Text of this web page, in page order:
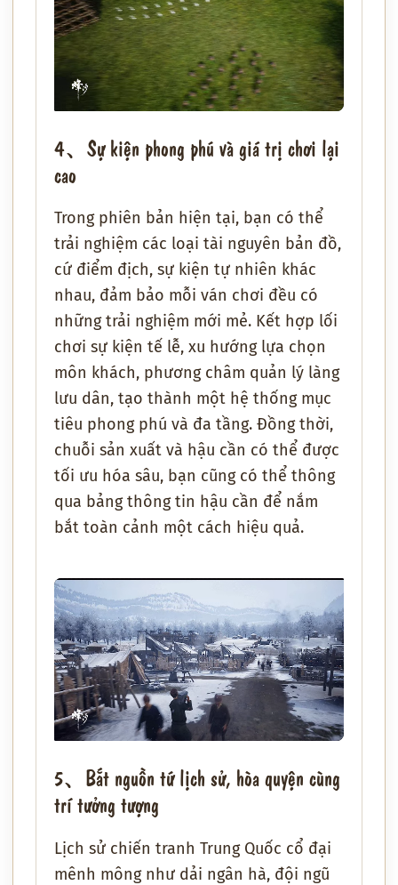
4、Sự kiện phong phú và giá trị chơi lại
cao
Trong phiên bản hiện tại, bạn có thể
trải nghiệm các loại tài nguyên bản đồ,
cứ điểm địch, sự kiện tự nhiên khác
nhau, đảm bảo mỗi ván chơi đều có
những trải nghiệm mới mẻ. Kết hợp lối
chơi sự kiện tế lễ, xu hướng lựa chọn
môn khách, phương châm quản lý làng
lưu dân, tạo thành một hệ thống mục
tiêu phong phú và đa tầng. Đồng thời,
chuỗi sản xuất và hậu cần có thể được
tối ưu hóa sâu, bạn cũng có thể thông
qua bảng thông tin hậu cần để nắm
bắt toàn cảnh một cách hiệu quả.
5、Bắt nguồn từ lịch sử, hòa quyện cùng
trí tưởng tượng
Lịch sử chiến tranh Trung Quốc cổ đại
mênh mông như dải ngân hà, đội ngũ